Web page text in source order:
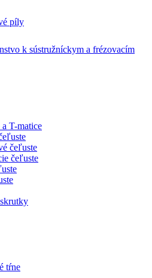
píly
k sústružníckym a frézovacím
T-matice
čeľuste
čeľuste
tŕne